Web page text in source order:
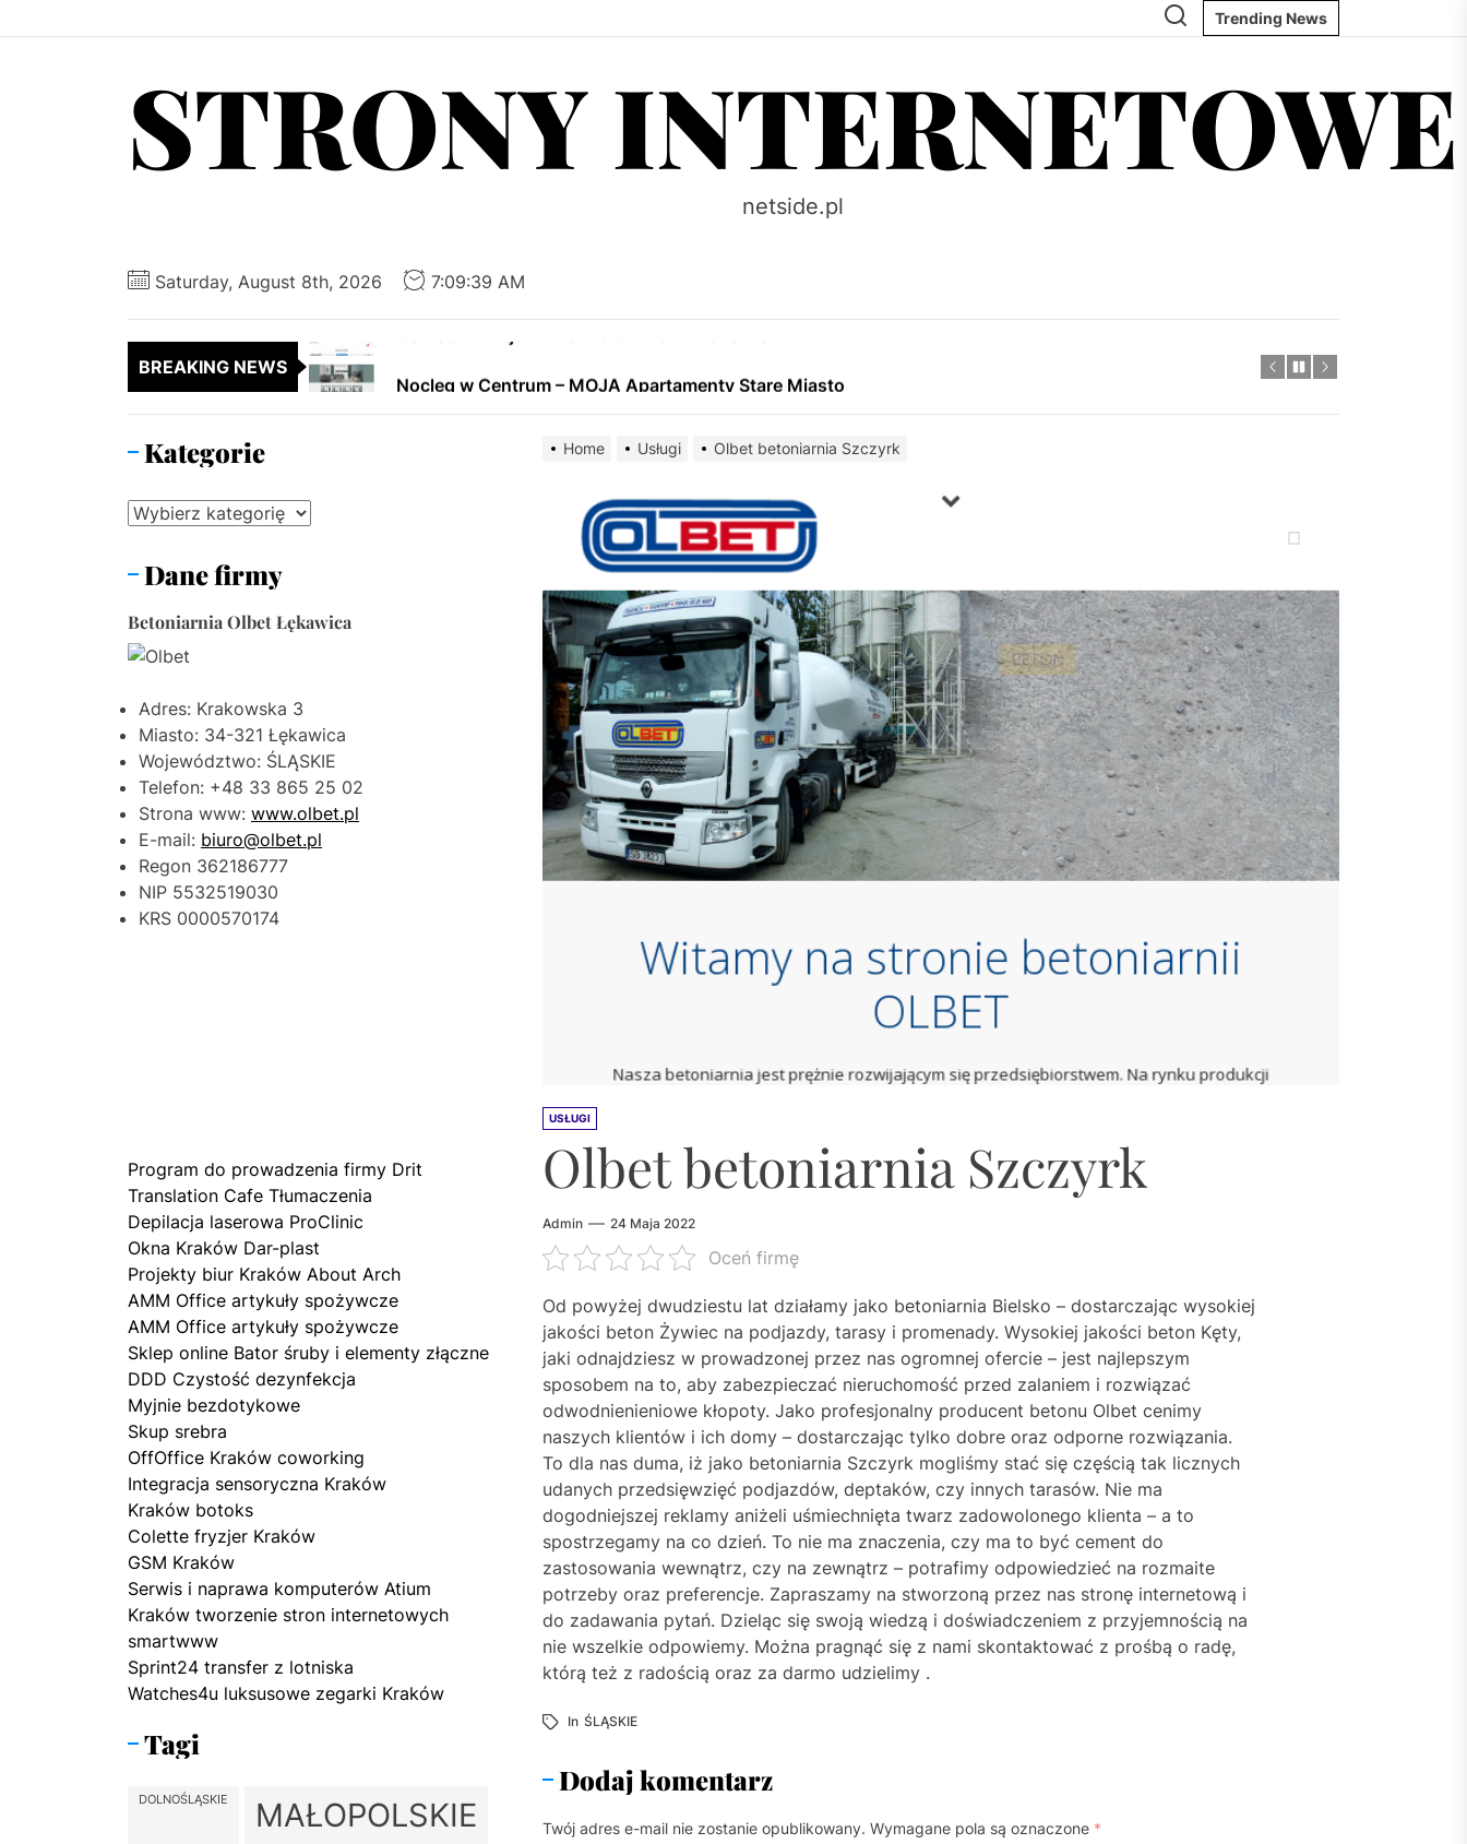
to
Trending News
STRONY INTERNETOWE
netside.pl
Saturday, August 8th, 2026 7:09:40 AM
BREAKING NEWS
Posadzki Antypoślizgowe i Odporne na Ścieranie – Pulako
Producent klejów do przemysłu – Makrochem Polska Sp. z o.o.
Chirurgia weterynaryjna Kraków Nowy Vitalvet
Gomeo – Twoja Drukarnia Online w Krakowie
Posadzki Antypoślizgowe i Odporne na Ścieranie – Pulako
Chirurgia weterynaryjna Kraków Nowy Vitalvet
Gomeo – Twoja Drukarnia Online w Krakowie
Nocleg w Centrum – MOJA Apartamenty Stare Miasto
Posadzki Antypoślizgowe i Odporne na Ścieranie – Pulako
Home Usługi Olbet betoniarnia Szczyrk
USŁUGI
Olbet betoniarnia Szczyrk
Admin 24 Maja 2022
Oceń firmę
Od powyżej dwudziestu lat działamy jako betoniarnia Bielsko – dostarczając wysokiej
jakości beton Żywiec na podjazdy, tarasy i promenady. Wysokiej jakości beton Kęty,
jaki odnajdziesz w prowadzonej przez nas ogromnej ofercie – jest najlepszym
sposobem na to, aby zabezpieczać nieruchomość przed zalaniem i rozwiązać
odwodnienieniowe kłopoty. Jako profesjonalny producent betonu Olbet cenimy
naszych klientów i ich domy – dostarczając tylko dobre oraz odporne rozwiązania.
To dla nas duma, iż jako betoniarnia Szczyrk mogliśmy stać się częścią tak licznych
udanych przedsięwzięć podjazdów, deptaków, czy innych tarasów. Nie ma
dogodniejszej reklamy aniżeli uśmiechnięta twarz zadowolonego klienta – a to
spostrzegamy na co dzień. To nie ma znaczenia, czy ma to być cement do
zastosowania wewnątrz, czy na zewnątrz – potrafimy odpowiedzieć na rozmaite
potrzeby oraz preferencje. Zapraszamy na stworzoną przez nas stronę internetową i
do zadawania pytań. Dzieląc się swoją wiedzą i doświadczeniem z przyjemnością na
nie wszelkie odpowiemy. Można pragnąć się z nami skontaktować z prośbą o radę,
którą też z radością oraz za darmo udzielimy .
In ŚLĄSKIE
Dodaj komentarz
Twój adres e-mail nie zostanie opublikowany. Wymagane pola są oznaczone *
Kategorie
Kategorie
Dane firmy
Betoniarnia Olbet Łękawica
Adres: Krakowska 3
Miasto: 34-321 Łękawica
Województwo: ŚLĄSKIE
Telefon: +48 33 865 25 02
Strona www: www.olbet.pl
E-mail: biuro@olbet.pl
Regon 362186777
NIP 5532519030
KRS 0000570174
Program do prowadzenia firmy Drit
Translation Cafe Tłumaczenia
Depilacja laserowa ProClinic
Okna Kraków Dar-plast
Projekty biur Kraków About Arch
AMM Office artykuły spożywcze
AMM Office artykuły spożywcze
Sklep online Bator śruby i elementy złączne
DDD Czystość dezynfekcja
Myjnie bezdotykowe
Skup srebra
OffOffice Kraków coworking
Integracja sensoryczna Kraków
Kraków botoks
Colette fryzjer Kraków
GSM Kraków
Serwis i naprawa komputerów Atium
Kraków tworzenie stron internetowych
smartwww
Sprint24 transfer z lotniska
Watches4u luksusowe zegarki Kraków
Tagi
DOLNOŚLĄSKIE MAŁOPOLSKIE